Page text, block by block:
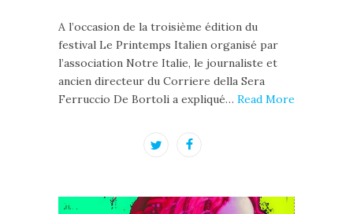
A l’occasion de la troisième édition du
festival Le Printemps Italien organisé par
l’association Notre Italie, le journaliste et
ancien directeur du Corriere della Sera
Ferruccio De Bortoli a expliqué… Read More